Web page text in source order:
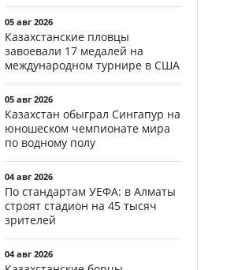
05 авг 2026
Казахстанские пловцы
завоевали 17 медалей на
международном турнире в США
05 авг 2026
Казахстан обыграл Сингапур на
юношеском чемпионате мира
по водному полу
04 авг 2026
По стандартам УЕФА: в Алматы
строят стадион на 45 тысяч
зрителей
04 авг 2026